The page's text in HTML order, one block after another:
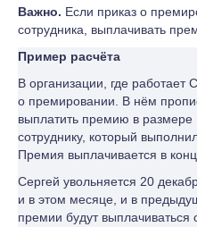
Важно. Если приказ о
сотрудника, выплачивать
Пример расчёта
В организации, где работает
о премировании. В нём
выплатить премию в
сотруднику, который
Премия выплачивается в
Сергей увольняется 20
и в этом месяце, и в
премии будут выплачиваться